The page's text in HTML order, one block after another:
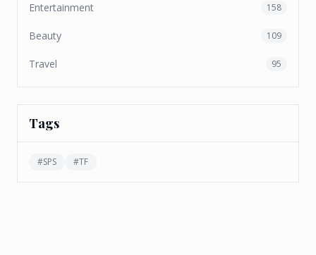
Entertainment 158
Beauty 109
Travel 95
Tags
#SPS #TF